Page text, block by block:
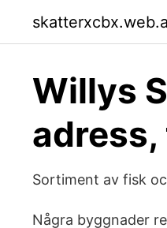
Willys
Sortiment av fisk
Några byggnader